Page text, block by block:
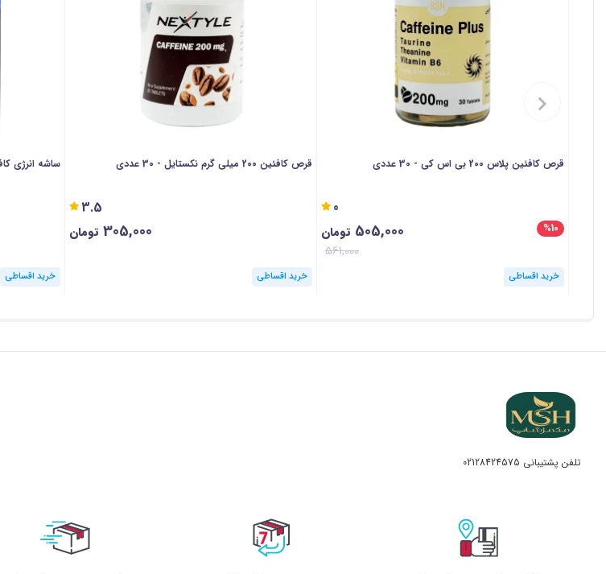
قرص کافئین پلاس 200 بی اس کی - 30 عددی
0
%10
505,000 تومان
561,000
خرید اقساطی
قرص کافئین 200 میلی گرم نکستایل - 30 عددی
3.5
305,000 تومان
خرید اقساطی
ساشه انرژی کاف
خرید اقساطی
تلفن پشتیبانی 02128424575